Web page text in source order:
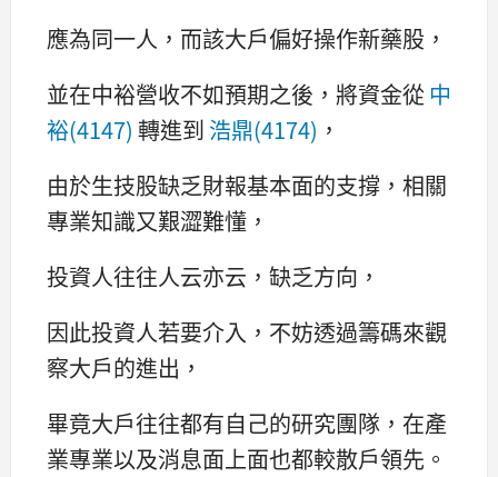
應為同一人，而該大戶偏好操作新藥股，
並在中裕營收不如預期之後，將資金從 中
裕(4147) 轉進到 浩鼎(4174) ，
由於生技股缺乏財報基本面的支撐，相關
專業知識又艱澀難懂，
投資人往往人云亦云，缺乏方向，
因此投資人若要介入，不妨透過籌碼來觀
察大戶的進出，
畢竟大戶往往都有自己的研究團隊，在產
業專業以及消息面上面也都較散戶領先。